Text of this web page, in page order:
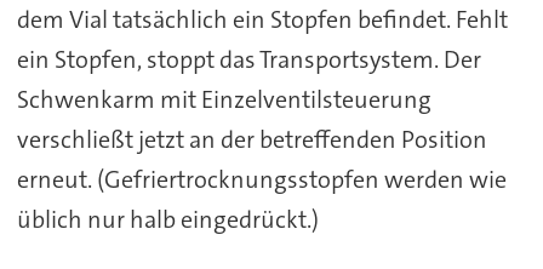
dem Vial tatsächlich ein Stopfen befindet. Fehlt
ein Stopfen, stoppt das Transportsystem. Der
Schwenkarm mit Einzelventilsteuerung
verschließt jetzt an der betreffenden Position
erneut. (Gefriertrocknungsstopfen werden wie
üblich nur halb eingedrückt.)